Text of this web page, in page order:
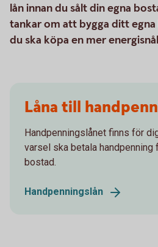
lån innan du sålt din egna
tankar om att bygga ditt egna
du ska köpa en mer
Låna till
Handpenningslånet finns för
varsel ska betala handpenning
bostad.
Handpenningslån